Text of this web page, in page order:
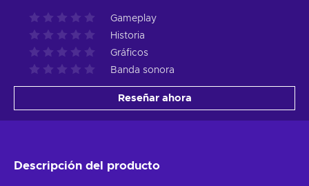
Gameplay
Historia
Gráficos
Banda sonora
Reseñar ahora
Descripción del producto